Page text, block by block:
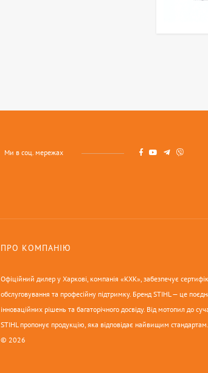
Ми в соц. мережах
ПРО КОМПАНІЮ
Офіційний дилер у Харкові, компанія «КХК», забезпечує
обслуговування та професійну підтримку. Бренд STIHL — це
інноваційних рішень та багаторічного досвіду. Від мотопил до
STIHL пропонує продукцію, яка відповідає найвищим стандартам.
© 2026